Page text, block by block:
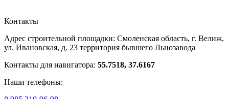
Контакты
Адрес строительной площадки: Смоленская область, г. Велиж,
ул. Ивановская, д. 23 территория бывшего Льнозавода
Контакты для навигатора: 55.7518, 37.6167
Наши телефоны: